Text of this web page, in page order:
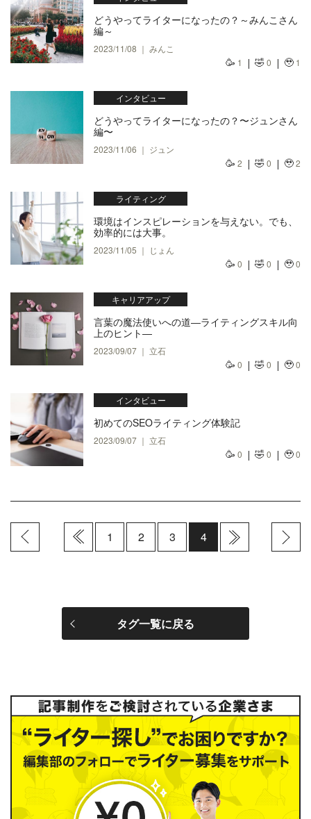
どうやってライターになったの？～みんこさん
編～
2023/11/08 ｜ みんこ
🥳 1 🤣0 🥹 1
インタビュー
どうやってライターになったの？〜ジュンさん
編〜
2023/11/06 ｜ ジュン
🥳 2 🤣0 🥹2
ライティング
環境はインスピレーションを与えない。でも、
効率的には大事。
2023/11/05 ｜ じょん
🥳 0 🤣0 🥹0
キャリアアップ
言葉の魔法使いへの道―ライティングスキル向
上のヒント―
2023/09/07 ｜ 立石
🥳 0 🤣0 🥹0
インタビュー
初めてのSEOライティング体験記
2023/09/07 ｜ 立石
🥳 0 🤣0 🥹0
1 2 3 4
タグ一覧に戻る